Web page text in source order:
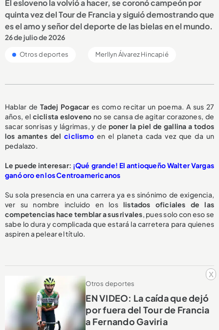
x
El esloveno la volvió a hacer, se coronó campeón por
quinta vez del Tour de Francia y siguió demostrando que
es el amo y señor del deporte de las bielas en el mundo.
26 de julio de 2026
Otros deportes Merllyn Álvarez Hincapié
Hablar de Tadej Pogacar es como recitar un poema. A sus 27
años, el ciclista esloveno no se cansa de agitar corazones, de
sacar sonrisas y lágrimas, y de poner la piel de gallina a todos
los amantes delciclismoen el planeta cada vez que da un
pedalazo.
Le puede interesar: ¡Qué grande! El antioqueño Walter Vargas
ganó oro en los Centroamericanos
Su sola presencia en una carrera ya es sinónimo de exigencia,
ver su nombre incluido en los listados oficiales de las
competencias hace temblar a sus rivales, pues solo con eso se
sabe lo dura y complicada que estará la carretera para quienes
aspiren a pelear el título.
Otros deportes
EN VIDEO: La caída que dejó
por fuera del Tour de Francia
a Fernando Gaviria